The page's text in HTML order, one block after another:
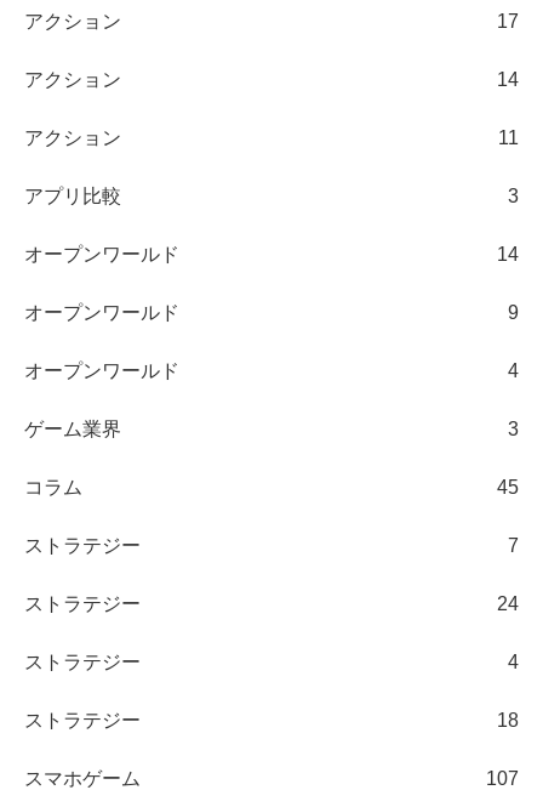
アクション 17
アクション 14
アクション 11
アプリ比較 3
オープンワールド 14
オープンワールド 9
オープンワールド 4
ゲーム業界 3
コラム 45
ストラテジー 7
ストラテジー 24
ストラテジー 4
ストラテジー 18
スマホゲーム 107